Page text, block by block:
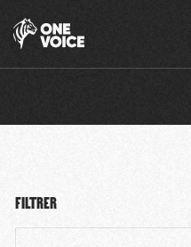
FILTRER